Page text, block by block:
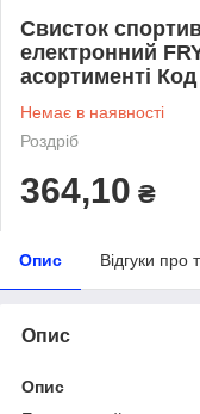
Свисток
електронний
асортименті
Немає в наявності
Роздріб
364,10 ₴
Опис Відгуки про
Опис
Опис